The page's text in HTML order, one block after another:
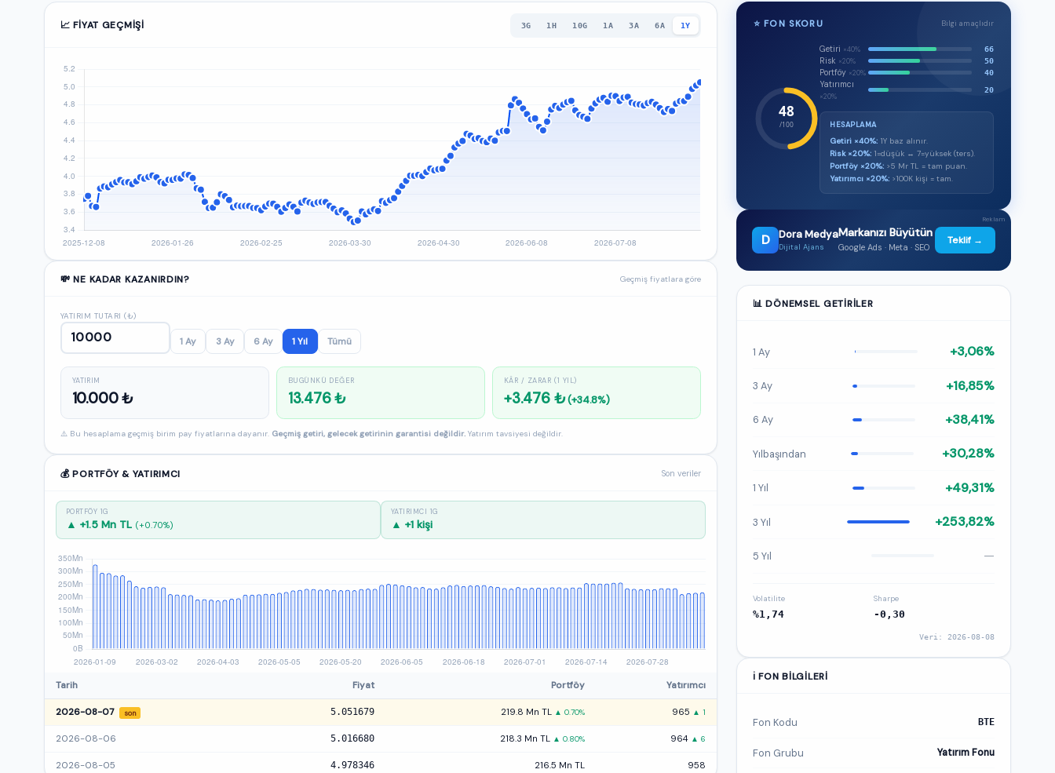
📈 FIYAT GEÇMIŞI 3G 1H 10G 1A 3A 6A 1Y
💸 NE KADAR KAZANIRDIN? Geçmiş fiyatlara göre
YATIRIM TUTARI (₺)
1 Ay 3 Ay 6 Ay 1 Yıl Tümü
YATIRIM
10.000 ₺
BUGÜNKÜ DEĞER
13.476 ₺
KÂR / ZARAR (1 YIL)
+3.476 ₺(+34.8%)
⚠️ Bu hesaplama geçmiş birim pay fiyatlarına dayanır. Geçmiş getiri, gelecek getirinin garantisi değildir. Yatırım tavsiyesi değildir.
💰 PORTFÖY & YATIRIMCI Son veriler
PORTFÖY 1G
▲ +1.5 Mn TL (+0.70%)
YATIRIMCI 1G
▲ +1 kişi
Tarih Fiyat Portföy Yatırımcı
2026-08-07 son 5.051679 219.8 Mn TL ▲ 0.70% 965 ▲ 1
2026-08-06 5.016680 218.3 Mn TL ▲ 0.80% 964 ▲ 6
2026-08-05 4.978346 216.5 Mn TL 958
⭐ FON SKORU Bilgi amaçlıdır
48
/100
Getiri ×40% 66
Risk ×20% 50
Portföy ×20% 40
Yatırımcı
×20%
20
HESAPLAMA
Getiri ×40%: 1Y baz alınır.
Risk ×20%: 1=düşük ↔ 7=yüksek (ters).
Portföy ×20%: >5 Mr TL = tam puan.
Yatırımcı ×20%: >100K kişi = tam.
D Dora Medya
Dijital Ajans
Markanızı Büyütün
Google Ads · Meta · SEO
Teklif →
Reklam
📊 DÖNEMSEL GETIRILER
1 Ay +3,06%
3 Ay +16,85%
6 Ay +38,41%
Yılbaşından +30,28%
1 Yıl +49,31%
3 Yıl +253,82%
5 Yıl —
Volatilite
%1,74
Sharpe
-0,30
Veri: 2026-08-08
ℹ️ FON BILGILERI
Fon Kodu BTE
Fon Grubu Yatırım Fonu